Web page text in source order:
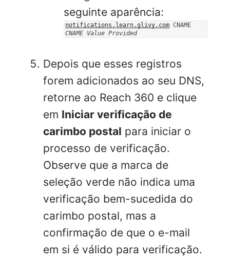
seguinte aparência:
notifications.learn.glivy.com CNAME
CNAME Value Provided
Depois que esses registros
forem adicionados ao seu DNS,
retorne ao Reach 360 e clique
em Iniciar verificação de
carimbo postal para iniciar o
processo de verificação.
Observe que a marca de
seleção verde não indica uma
verificação bem-sucedida do
carimbo postal, mas a
confirmação de que o e-mail
em si é válido para verificação.